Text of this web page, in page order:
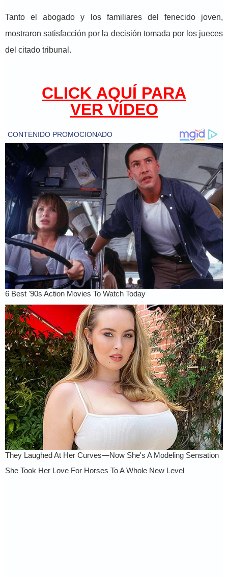
Tanto el abogado y los familiares del fenecido joven,
mostraron satisfacción por la decisión tomada por los jueces
del citado tribunal.
CLICK AQUÍ PARA
VER VÍDEO